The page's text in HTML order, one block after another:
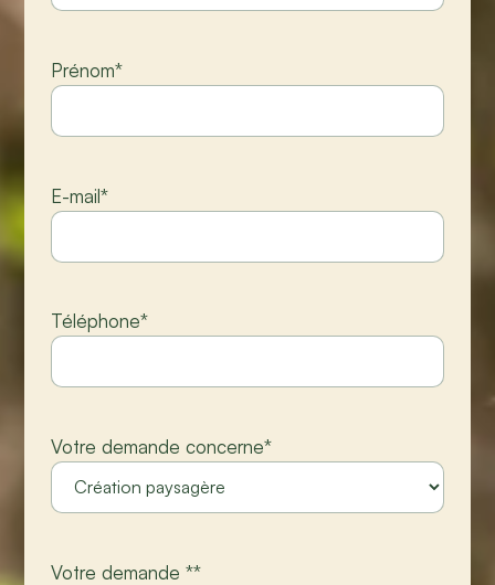
Prénom*
E-mail*
Téléphone*
Votre demande concerne*
Votre demande **